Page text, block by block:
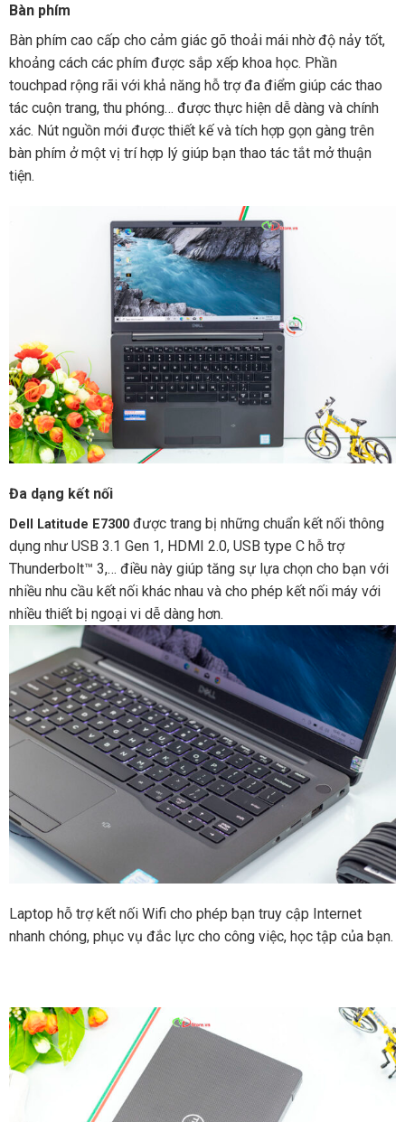
Bàn phím
Bàn phím cao cấp cho cảm giác gõ thoải mái nhờ độ nảy tốt,
khoảng cách các phím được sắp xếp khoa học. Phần
touchpad rộng rãi với khả năng hỗ trợ đa điểm giúp các thao
tác cuộn trang, thu phóng… được thực hiện dễ dàng và chính
xác. Nút nguồn mới được thiết kế và tích hợp gọn gàng trên
bàn phím ở một vị trí hợp lý giúp bạn thao tác tắt mở thuận
tiện.
Đa dạng kết nối
Dell Latitude E7300được trang bị những chuẩn kết nối thông
dụng như USB 3.1 Gen 1, HDMI 2.0, USB type C hỗ trợ
Thunderbolt™ 3,… điều này giúp tăng sự lựa chọn cho bạn với
nhiều nhu cầu kết nối khác nhau và cho phép kết nối máy với
nhiều thiết bị ngoại vi dễ dàng hơn.
Laptop hỗ trợ kết nối Wifi cho phép bạn truy cập Internet
nhanh chóng, phục vụ đắc lực cho công việc, học tập của bạn.